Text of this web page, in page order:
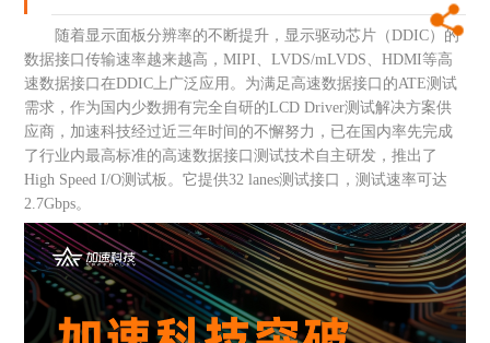
随着显示面板分辨率的不断提升，显示驱动芯片（DDIC）的
数据接口传输速率越来越高，MIPI、LVDS/mLVDS、HDMI等高
速数据接口在DDIC上广泛应用。为满足高速数据接口的ATE测试
需求，作为国内少数拥有完全自研的LCD Driver测试解决方案供
应商，加速科技经过近三年时间的不懈努力，已在国内率先完成
了行业内最高标准的高速数据接口测试技术自主研发，推出了
High Speed I/O测试板。它提供32 lanes测试接口，测试速率可达
2.7Gbps。